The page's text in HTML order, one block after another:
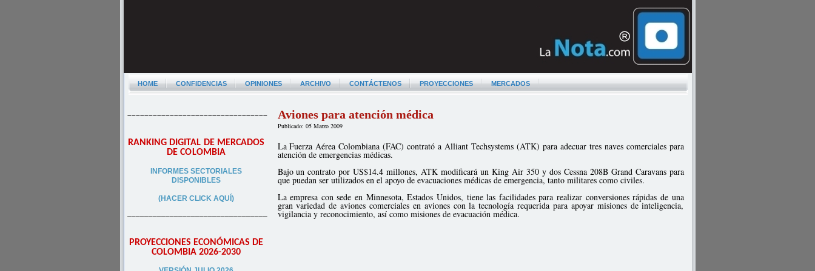
HOME CONFIDENCIAS OPINIONES ARCHIVO CONTÁCTENOS PROYECCIONES MERCADOS
–––––––––––––––––––––––––––––––––
RANKING DIGITAL DE MERCADOS
DE COLOMBIA
INFORMES SECTORIALES
DISPONIBLES
(HACER CLICK AQUÍ)
–––––––––––––––––––––––––––––––––
PROYECCIONES ECONÓMICAS DE
COLOMBIA 2026-2030
Aviones para atención médica
Publicado: 05 Marzo 2009
La Fuerza Aérea Colombiana (FAC) contrató a Alliant Techsystems (ATK) para adecuar tres naves comerciales para
atención de emergencias médicas.
Bajo un contrato por US$14.4 millones, ATK modificará un King Air 350 y dos Cessna 208B Grand Caravans para
que puedan ser utilizados en el apoyo de evacuaciones médicas de emergencia, tanto militares como civiles.
La empresa con sede en Minnesota, Estados Unidos, tiene las facilidades para realizar conversiones rápidas de una
gran variedad de aviones comerciales en aviones con la tecnología requerida para apoyar misiones de inteligencia,
vigilancia y reconocimiento, así como misiones de evacuación médica.